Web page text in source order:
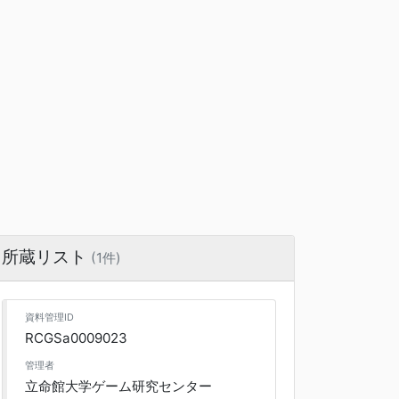
所蔵リスト (1件)
資料管理ID
RCGSa0009023
管理者
立命館大学ゲーム研究センター